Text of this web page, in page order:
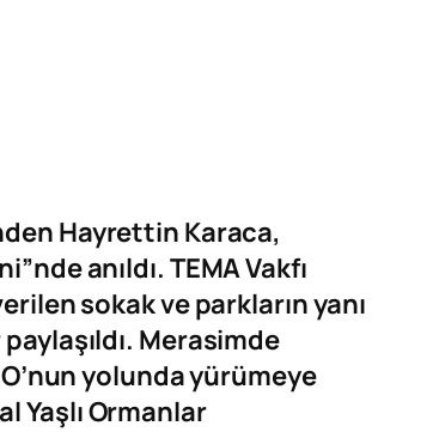
Hayrettin Karaca,
anıldı. TEMA Vakfı
sokak ve parkların yanı
Merasimde
yolunda yürümeye
Yaşlı Ormanlar